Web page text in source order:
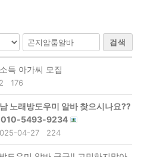
검색
득 아가씨 모집
176
노래방도우미 알바 찾으시나요??
010-5493-9234
04-27 224